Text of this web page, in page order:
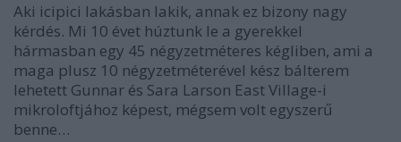
Aki icipici lakásban lakik, annak ez bizony nagy
kérdés. Mi 10 évet húztunk le a gyerekkel
hármasban egy 45 négyzetméteres kégliben, ami a
maga plusz 10 négyzetméterével kész bálterem
lehetett Gunnar és Sara Larson East Village-i
mikroloftjához képest, mégsem volt egyszerű
benne…